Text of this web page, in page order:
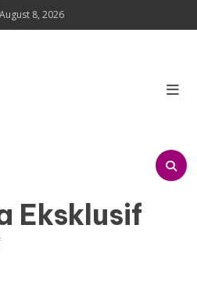
August 8, 2026
Eksklusif